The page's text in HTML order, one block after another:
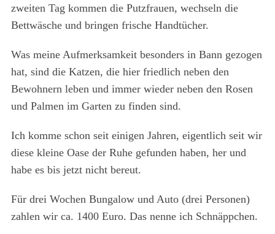
zweiten Tag kommen die Putzfrauen, wechseln die
Bettwäsche und bringen frische Handtücher.
Was meine Aufmerksamkeit besonders in Bann gezogen
hat, sind die Katzen, die hier friedlich neben den
Bewohnern leben und immer wieder neben den Rosen
und Palmen im Garten zu finden sind.
Ich komme schon seit einigen Jahren, eigentlich seit wir
diese kleine Oase der Ruhe gefunden haben, her und
habe es bis jetzt nicht bereut.
Für drei Wochen Bungalow und Auto (drei Personen)
zahlen wir ca. 1400 Euro. Das nenne ich Schnäppchen.